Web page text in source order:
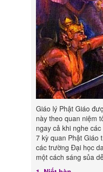
Giáo lý Phật Giáo
này theo quan niệm
ngay cả khi nghe
7 kỳ quan Phật Giáo
các trường Đại học
một cách sáng sủa